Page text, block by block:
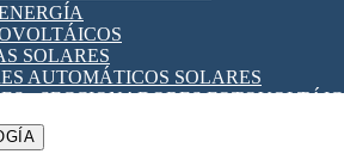
SOLARES
AUTOMÁTICOS SOLARES
- SECCIONADORES
SOLAR
Y SECCIONADORES